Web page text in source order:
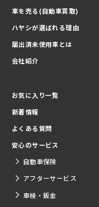
車を売る(自動車買取)
ハヤシが選ばれる理由
届出済未使用車とは
会社紹介
お気に入り一覧
新着情報
よくある質問
安心のサービス
自動車保険
アフターサービス
車検・鈑金